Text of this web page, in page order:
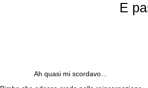
E
Ah quasi mi scordavo…